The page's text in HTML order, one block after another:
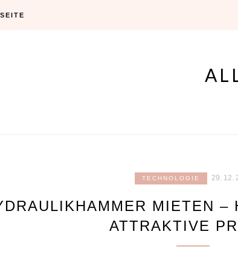
TECHNOLOGIE 29. 12.
MIETEN –
ATTRAKTIVE